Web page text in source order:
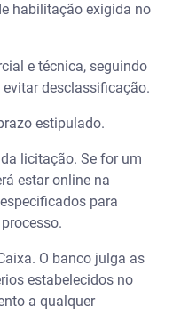
habilitação exigida no
e técnica, seguindo
desclassificação.
estipulado.
licitação. Se for um
estar online na
para
O banco julga as
estabelecidos no
a qualquer